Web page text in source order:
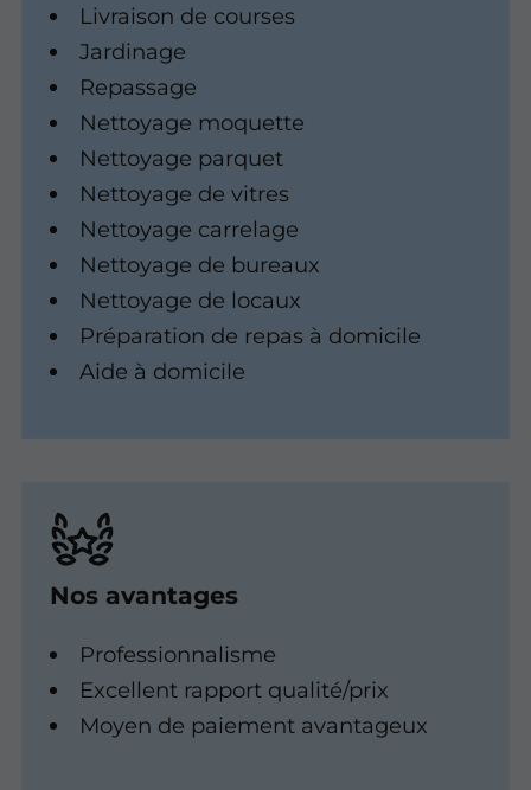
Livraison de courses
Jardinage
Repassage
Nettoyage moquette
Nettoyage parquet
Nettoyage de vitres
Nettoyage carrelage
Nettoyage de bureaux
Nettoyage de locaux
Préparation de repas à domicile
Aide à domicile
Nos avantages
Professionnalisme
Excellent rapport qualité/prix
Moyen de paiement avantageux